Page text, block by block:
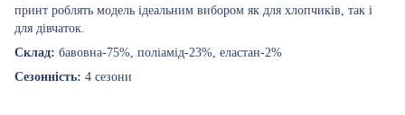
принт роблять модель ідеальним вибором як для хлопчиків, так і
для дівчаток.
Склад: бавовна-75%, поліамід-23%, еластан-2%
Сезонність: 4 сезони